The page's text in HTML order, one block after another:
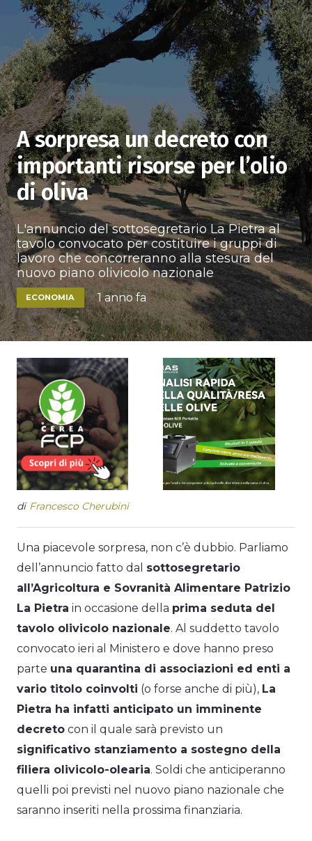
A sorpresa un decreto con
importanti risorse per l’olio
di oliva
L'annuncio del sottosegretario La Pietra al
tavolo convocato per costituire i gruppi di
lavoro che concorreranno alla stesura del
nuovo piano olivicolo nazionale
ECONOMIA 1 anno fa
di Francesco Cherubini
Una piacevole sorpresa, non c’è dubbio. Parliamo
dell’annuncio fatto dal sottosegretario
all’Agricoltura e Sovranità Alimentare Patrizio
La Pietra in occasione della prima seduta del
tavolo olivicolo nazionale. Al suddetto tavolo
convocato ieri al Ministero e dove hanno preso
parte una quarantina di associazioni ed enti a
vario titolo coinvolti (o forse anche di più), La
Pietra ha infatti anticipato un imminente
decreto con il quale sarà previsto un
significativo stanziamento a sostegno della
filiera olivicolo-olearia. Soldi che anticiperanno
quelli poi previsti nel nuovo piano nazionale che
saranno inseriti nella prossima finanziaria.